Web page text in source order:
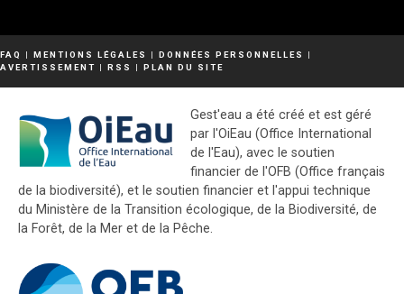
FAQ | MENTIONS LÉGALES | DONNÉES PERSONNELLES
|
AVERTISSEMENT | RSS | PLAN DU SITE
Gest'eau a été créé et est géré
par l'OiEau (Office International
de l'Eau), avec le soutien
financier de l'OFB (Office français
de la biodiversité), et le soutien financier et l'appui technique
du Ministère de la Transition écologique, de la Biodiversité, de
la Forêt, de la Mer et de la Pêche.